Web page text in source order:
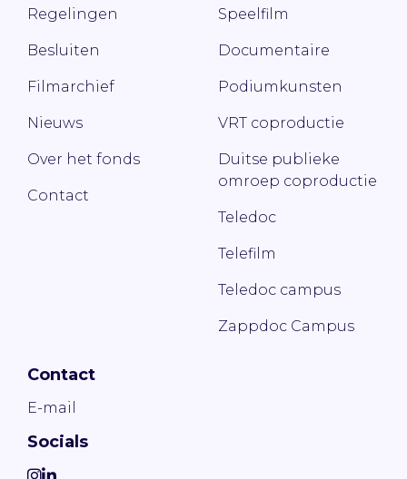
Regelingen
Besluiten
Filmarchief
Nieuws
Over het fonds
Contact
Speelfilm
Documentaire
Podiumkunsten
VRT coproductie
Duitse publieke
omroep coproductie
Teledoc
Telefilm
Teledoc campus
Zappdoc Campus
Contact
E-mail
Socials